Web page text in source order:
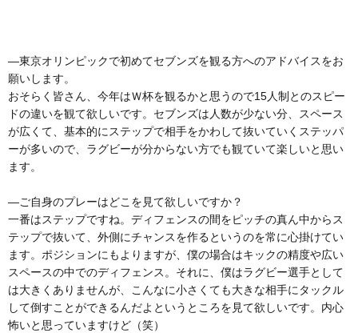
―東京オリンピックで初めてセブンズを観る方へのアドバイスをお
願いします。
おそらく皆さん、今年はＷ杯を観るかと思うので15人制とのスピー
ドの違いを観て欲しいです。セブンズは人数が少ない分、スペース
が広くて、基本的にステップで相手をかわして抜いていくステッパ
ーが多いので、ラグビーが分からない方でも観ていて楽しいと思い
ます。
―ご自身のプレーはどこを見て欲しいですか？
一番はステップですね。ディフェンスの間をピッチの真ん中からス
テップで抜いて、外側にチャンスを作るというのを常に心掛けてい
ます。ポジションにもよりますが、僕の場合はキックの精度や広い
スペースの中でのディフェンス。それに、僕はラグビー選手として
は大きくありませんが、こんなに小さくても大きな相手にタックル
して倒すことができるんだよというところを見て欲しいです。内心
怖いと思っていますけど（笑）